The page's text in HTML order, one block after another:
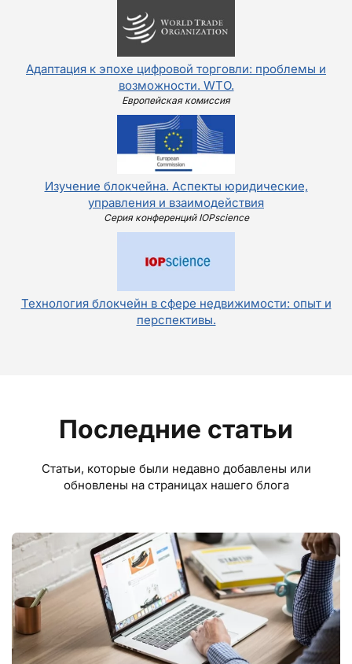
Адаптация к эпохе цифровой торговли: проблемы и
возможности. WTO.
Европейская комиссия
Изучение блокчейна. Аспекты юридические,
управления и взаимодействия
Серия конференций IOPscience
Технология блокчейн в сфере недвижимости: опыт и
перспективы.
Последние статьи
Статьи, которые были недавно добавлены или
обновлены на страницах нашего блога